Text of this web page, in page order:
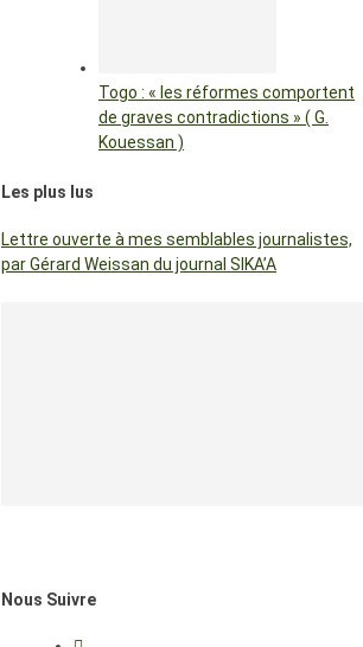
Togo : « les réformes comportent
de graves contradictions » ( G.
Kouessan )
Les plus lus
Lettre ouverte à mes semblables journalistes,
par Gérard Weissan du journal SIKA’A
Nous Suivre